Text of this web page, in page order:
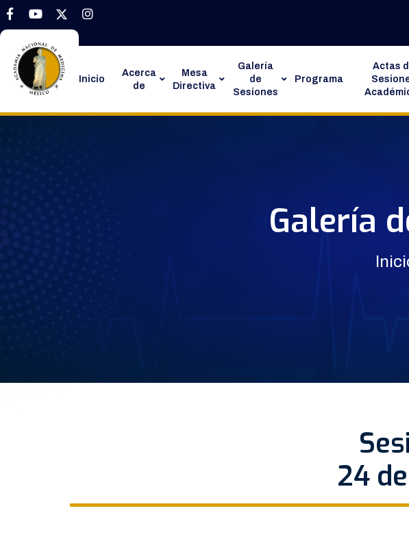
Inicio
Acerca
de
Mesa
Directiva
Galería
de
Sesiones
Programa
Actas
Galería
24